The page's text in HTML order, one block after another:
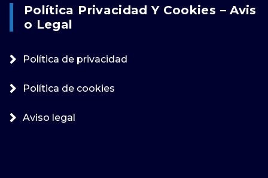
Política Privacidad Y Cookies – Avis
O Legal
Política de privacidad
Política de cookies
Aviso legal